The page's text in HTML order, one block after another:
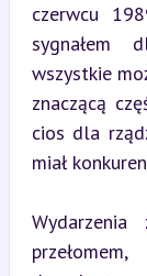
czerwcu
sygnałem
wszystkie
znaczącą
cios dla
miał